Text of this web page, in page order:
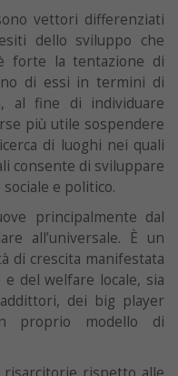
vettori differenziati
dello sviluppo che
forte la tentazione di
di essi in termini di
al fine di individuare
più utile sospendere
di luoghi nei quali
consente di sviluppare
e politico.
principalmente dal
all’universale. È un
di crescita manifestata
del welfare locale, sia
dei big player
proprio modello di